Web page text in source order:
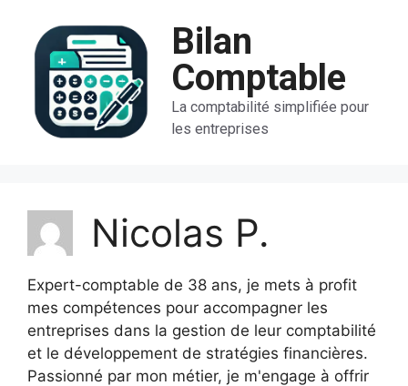
contenu
Bilan
Comptable
La comptabilité simplifiée pour
les entreprises
Nicolas P.
Expert-comptable de 38 ans, je mets à profit
mes compétences pour accompagner les
entreprises dans la gestion de leur comptabilité
et le développement de stratégies financières.
Passionné par mon métier, je m'engage à offrir